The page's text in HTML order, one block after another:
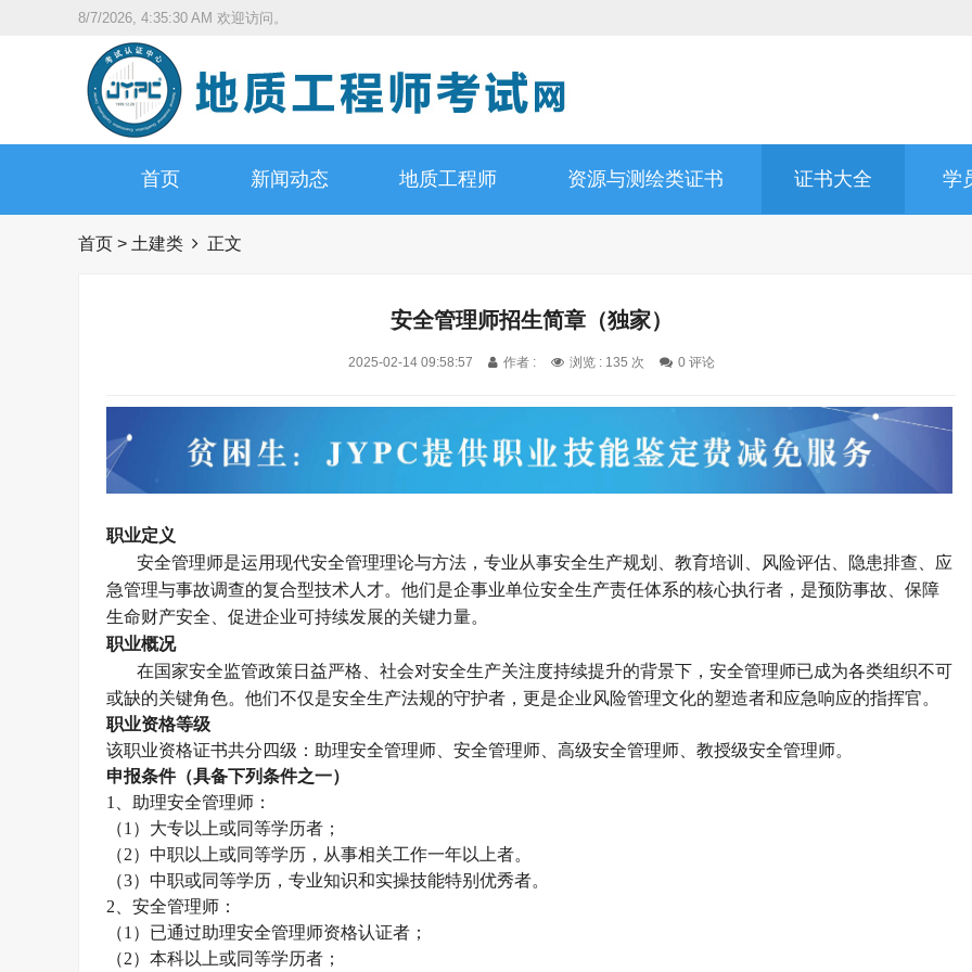
8/7/2026, 4:35:32 AM 欢迎访问。
首页 新闻动态 地质工程师 资源与测绘类证书 证书大全 学
首页 > 土建类 正文
安全管理师招生简章（独家）
2025-02-14 09:58:57 作者 : 浏览 : 135 次 0 评论
职业定义
安全管理师是运用现代安全管理理论与方法，专业从事安全生产规划、教育培训、风险评估、隐患排查、应
急管理与事故调查的复合型技术人才。他们是企事业单位安全生产责任体系的核心执行者，是预防事故、保障
生命财产安全、促进企业可持续发展的关键力量。
职业概况
在国家安全监管政策日益严格、社会对安全生产关注度持续提升的背景下，安全管理师已成为各类组织不可
或缺的关键角色。他们不仅是安全生产法规的守护者，更是企业风险管理文化的塑造者和应急响应的指挥官。
职业资格等级
该职业资格证书共分四级：助理安全管理师 安全管理师 、高级安全管理师 、教授级安全管理师。
申报条件（具备下列条件之一）
1、助理安全管理师 ：
（1）大专以上或同等学历者；
（2）中职以上或同等学历，从事相关工作一年以上者。
（3）中职或同等学历，专业知识和实操技能特别优秀者。
2、 安全管理师 ：
（1）已通过助理安全管理师资格认证者；
（2）本科以上或同等学历者；